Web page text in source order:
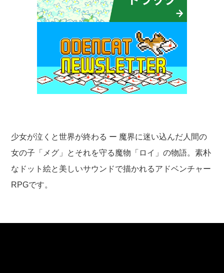
少女が泣くと世界が終わる ー 魔界に迷い込んだ人間の
女の子「メグ」とそれを守る魔物「ロイ」の物語。素朴
なドット絵と美しいサウンドで描かれるアドベンチャー
RPGです。